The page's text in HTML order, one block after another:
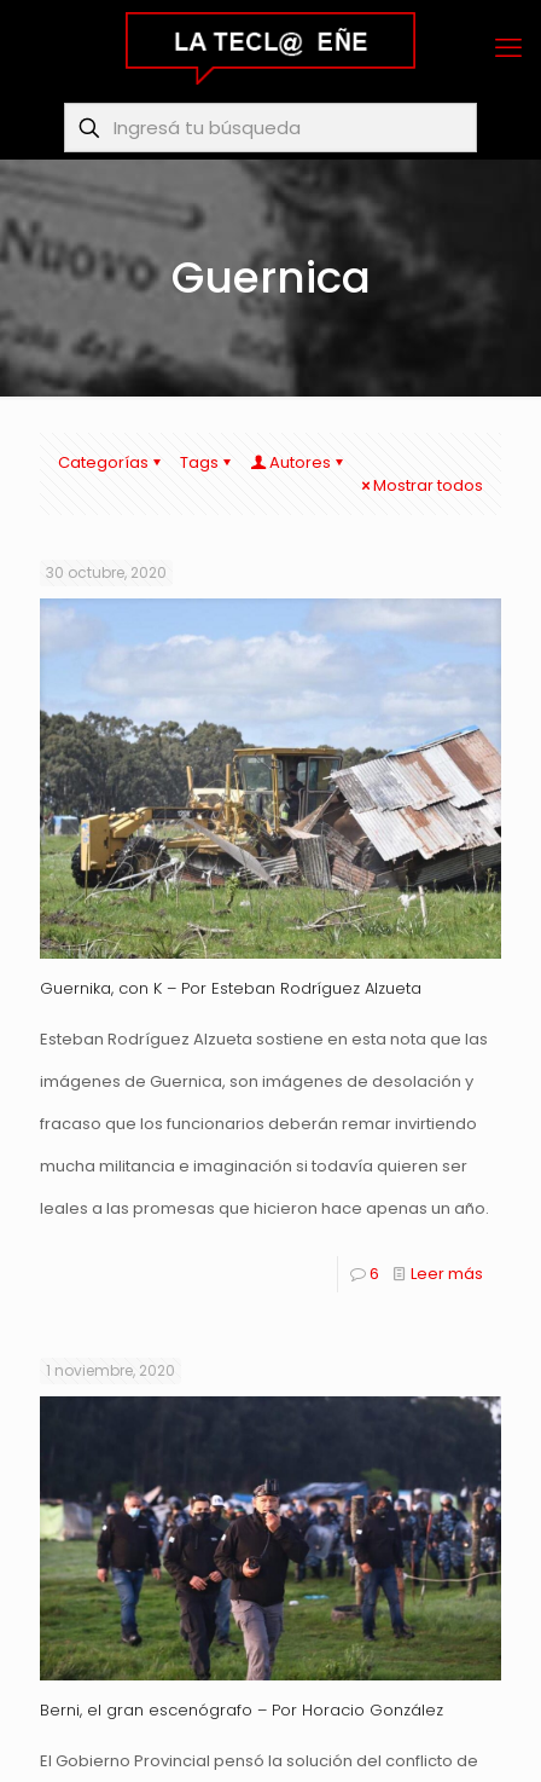
Guernica
Categorías Tags
Autores
Mostrar todos
30 octubre, 2020
Guernika, con K – Por Esteban Rodríguez Alzueta
Esteban Rodríguez Alzueta sostiene en esta nota que las
imágenes de Guernica, son imágenes de desolación y
fracaso que los funcionarios deberán remar invirtiendo
mucha militancia e imaginación si todavía quieren ser
leales a las promesas que hicieron hace apenas un año.
6 Leer más
1 noviembre, 2020
Berni, el gran escenógrafo – Por Horacio González
El Gobierno Provincial pensó la solución del conflicto de